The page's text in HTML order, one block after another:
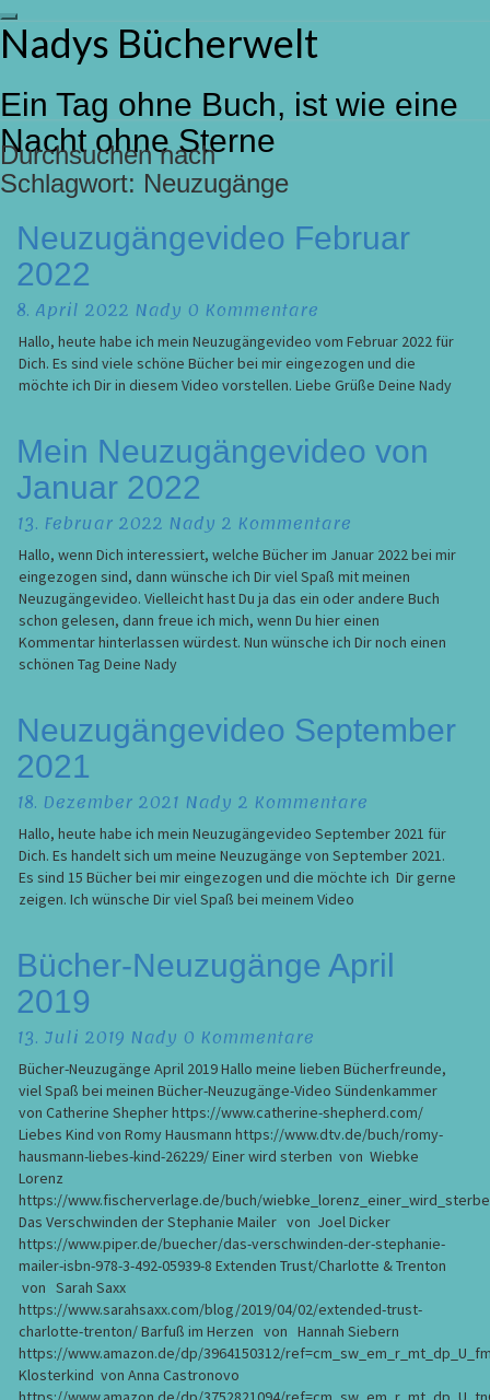
Skip
to
Toggle
navigation
Nadys Bücherwelt
Ein Tag ohne Buch, ist wie eine
Nacht ohne Sterne
Durchsuchen nach
Schlagwort: Neuzugänge
Neuzugängevideo
Februar
2022
Neuzugängevideo Februar
2022
8. April 2022 Nady Kommentare
0 Kommentare
Hallo, heute habe ich mein Neuzugängevideo vom Februar 2022 für
Dich. Es sind viele schöne Bücher bei mir eingezogen und die
möchte ich Dir in diesem Video vorstellen. Liebe Grüße Deine Nady
Mein
Neuzugängevideo
von
2022
Mein Neuzugängevideo von
Januar 2022
13. Februar 2022 Nady Kommentare
2 Kommentare
Hallo, wenn Dich interessiert, welche Bücher im Januar 2022 bei mir
eingezogen sind, dann wünsche ich Dir viel Spaß mit meinen
Neuzugängevideo. Vielleicht hast Du ja das ein oder andere Buch
schon gelesen, dann freue ich mich, wenn Du hier einen
Kommentar hinterlassen würdest. Nun wünsche ich Dir noch einen
schönen Tag Deine Nady
Neuzugängevideo
September
2021
Neuzugängevideo September
2021
18. Dezember 2021 Nady Kommentare
2 Kommentare
Hallo, heute habe ich mein Neuzugängevideo September 2021 für
Dich. Es handelt sich um meine Neuzugänge von September 2021.
Es sind 15 Bücher bei mir eingezogen und die möchte ich Dir gerne
zeigen. Ich wünsche Dir viel Spaß bei meinem Video
Bücher-
Neuzugänge
April
Bücher-Neuzugänge April
2019
13. Juli 2019 Nady Kommentare
0 Kommentare
Bücher-Neuzugänge April 2019 Hallo meine lieben Bücherfreunde,
viel Spaß bei meinen Bücher-Neuzugänge-Video Sündenkammer
von Catherine Shepher https://www.catherine-shepherd.com/
Liebes Kind von Romy Hausmann https://www.dtv.de/buch/romy-
hausmann-liebes-kind-26229/ Einer wird sterben von Wiebke
Lorenz
https://www.fischerverlage.de/buch/
Das Verschwinden der Stephanie Mailer von Joel Dicker
https://www.piper.de/buecher/das-verschwinden-der-stephanie-
mailer-isbn-978-3-492-05939-8 Extenden Trust/Charlotte & Trenton
von Sarah Saxx
https://www.sarahsaxx.com/blog/2019/04/02/extended-trust-
charlotte-trenton/ Barfuß im Herzen von Hannah Siebern
https://www.amazon.de/dp/3964150312/
Klosterkind von Anna Castronovo